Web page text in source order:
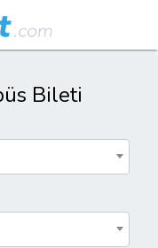
Bileti